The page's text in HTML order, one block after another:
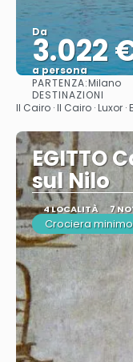
Da
3.022
a persona
PARTENZA:Milano
DESTINAZIONI
Il Cairo · Il Cairo · Luxor
EGITTO
sul Nilo
4 LOCALITÀ 7
Crociera